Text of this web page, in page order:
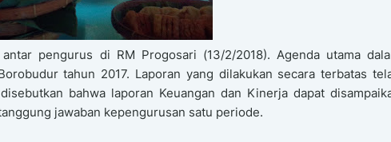
pengurus di RM Progosari (13/2/2018). Agenda utama
tahun 2017. Laporan yang dilakukan secara terbatas
bahwa laporan Keuangan dan Kinerja dapat
jawaban kepengurusan satu periode.